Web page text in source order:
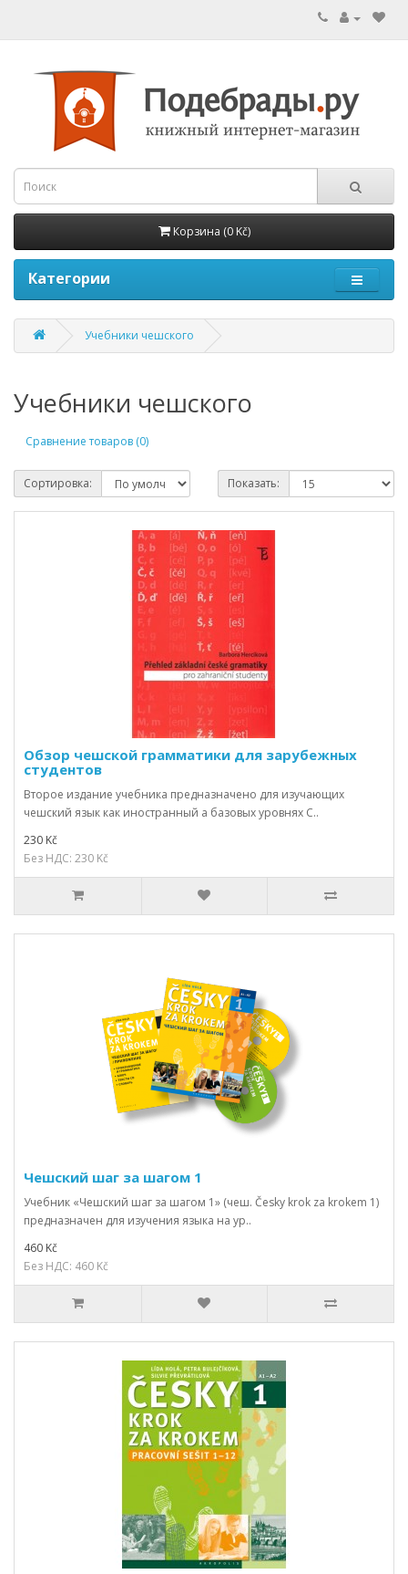
Корзина (0 Kč)
Категории
Учебники чешского
Учебники чешского
Сравнение товаров (0)
Сортировка: Показать:
Обзор чешской грамматики для зарубежных
студентов
Второе издание учебника предназначено для изучающих
чешский язык как иностранный а базовых уровнях C..
230 Kč
Без НДС: 230 Kč
Чешский шаг за шагом 1
Учебник «Чешский шаг за шагом 1» (чеш. Česky krok za krokem 1)
предназначен для изучения языка на ур..
460 Kč
Без НДС: 460 Kč